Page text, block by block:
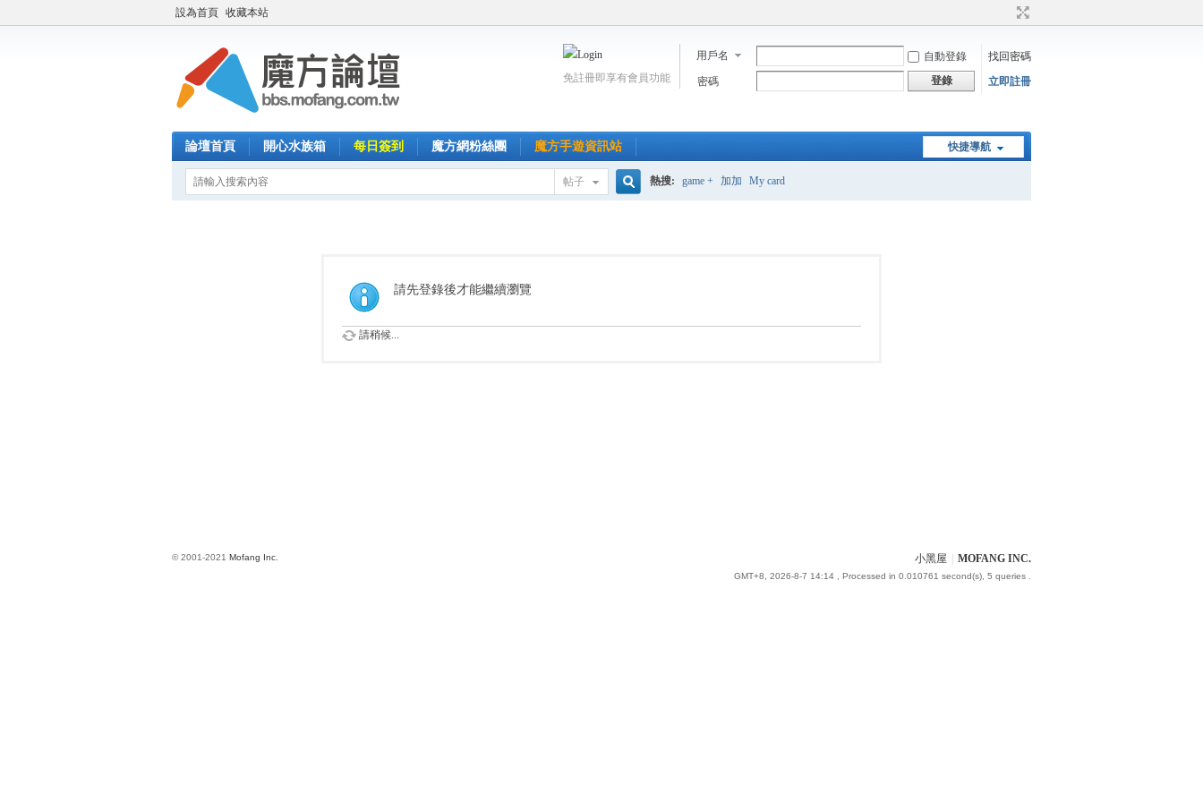
設為首頁 收藏本站
用戶名 自動登錄
找回密碼
密碼
登錄 立即註冊
免註冊即享有會員功能
快捷導航
論壇首頁 開心水族箱 每日簽到 魔方網粉絲團 魔方手遊資訊站
帖子 熱搜: game + 加加 My card
請先登錄後才能繼續瀏覽
請稍候...
小黑屋 MOFANG INC.
GMT+8, 2026-8-7 14:14 , Processed in 0.010761 second(s), 5 queries .
© 2001-2021 Mofang Inc.